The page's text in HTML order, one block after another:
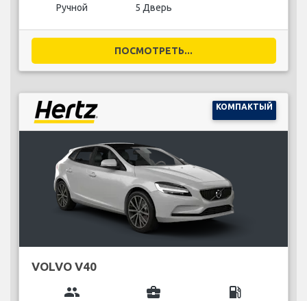
Ручной 5 Дверь
ПОСМОТРЕТЬ...
КОМПАКТЫЙ
VOLVO V40
group business_center local_gas_station